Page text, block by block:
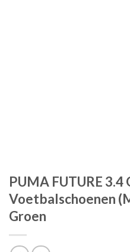
PUMA FUTURE 3.4
Voetbalschoenen
Groen